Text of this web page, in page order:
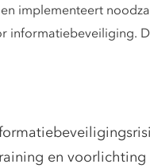
implementeert
informatiebeveiliging.
en